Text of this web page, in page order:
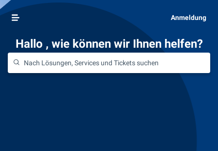
Anmeldung
Hallo , wie können wir Ihnen helfen?